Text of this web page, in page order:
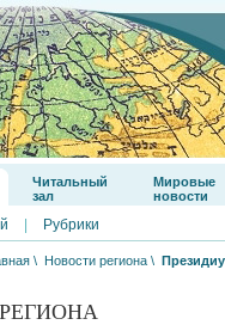
Читальный
зал
Мировые
новости
Рубрики
\ Новости региона \